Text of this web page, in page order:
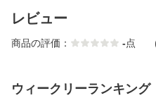
レビュー
商品の評価： -点
ウィークリーランキング